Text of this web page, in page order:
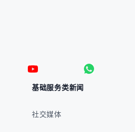
基础服务类新闻
社交媒体